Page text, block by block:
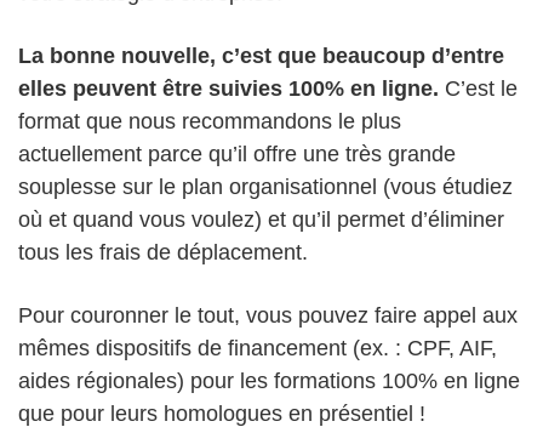
La bonne nouvelle, c’est que beaucoup d’entre
elles peuvent être suivies 100% en ligne. C’est le
format que nous recommandons le plus
actuellement parce qu’il offre une très grande
souplesse sur le plan organisationnel (vous étudiez
où et quand vous voulez) et qu’il permet d’éliminer
tous les frais de déplacement.
Pour couronner le tout, vous pouvez faire appel aux
mêmes dispositifs de financement (ex. : CPF, AIF,
aides régionales) pour les formations 100% en ligne
que pour leurs homologues en présentiel !